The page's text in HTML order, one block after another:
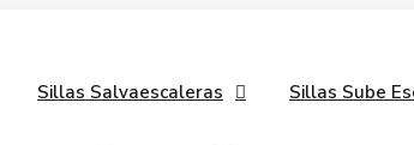
Sillas Salvaescaleras Sillas Sube